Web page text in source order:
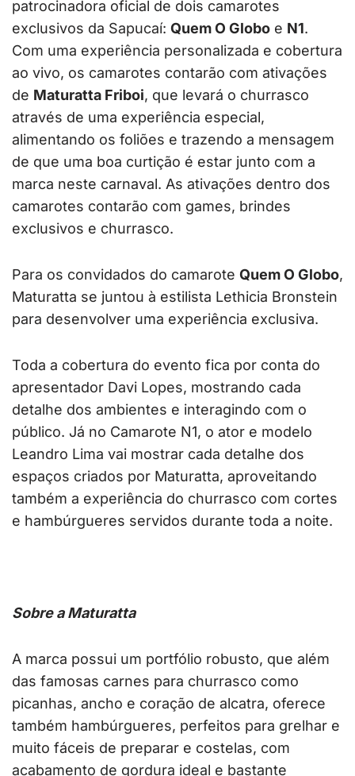
patrocinadora oficial de dois camarotes
exclusivos da Sapucaí: Quem O Globo e N1.
Com uma experiência personalizada e cobertura
ao vivo, os camarotes contarão com ativações
de Maturatta Friboi, que levará o churrasco
através de uma experiência especial,
alimentando os foliões e trazendo a mensagem
de que uma boa curtição é estar junto com a
marca neste carnaval. As ativações dentro dos
camarotes contarão com games, brindes
exclusivos e churrasco.
Para os convidados do camarote Quem O Globo,
Maturatta se juntou à estilista Lethicia Bronstein
para desenvolver uma experiência exclusiva.
Toda a cobertura do evento fica por conta do
apresentador Davi Lopes, mostrando cada
detalhe dos ambientes e interagindo com o
público. Já no Camarote N1, o ator e modelo
Leandro Lima vai mostrar cada detalhe dos
espaços criados por Maturatta, aproveitando
também a experiência do churrasco com cortes
e hambúrgueres servidos durante toda a noite.
Sobre a Maturatta
A marca possui um portfólio robusto, que além
das famosas carnes para churrasco como
picanhas, ancho e coração de alcatra, oferece
também hambúrgueres, perfeitos para grelhar e
muito fáceis de preparar e costelas, com
acabamento de gordura ideal e bastante